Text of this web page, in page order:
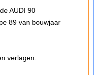
AUDI 90
89 van bouwjaar
verlagen.